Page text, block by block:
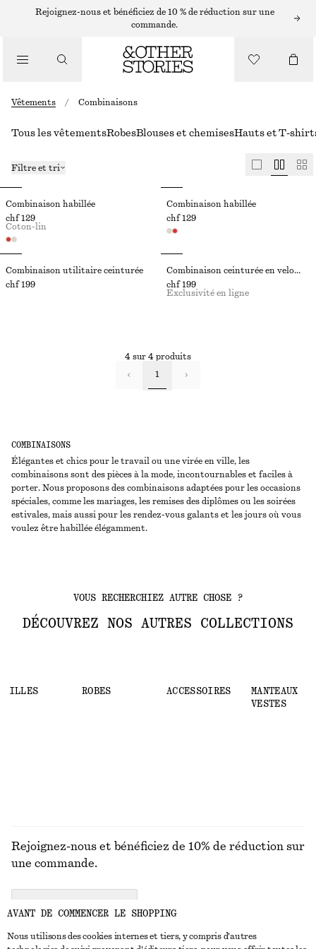
Rejoignez-nous et bénéficiez de 10 % de réduction sur une
commande.
Vêtements / Combinaisons
COMBINAISONS
Élégantes et chics pour le travail ou une virée en ville, les
combinaisons sont des pièces à la mode, incontournables et faciles à
porter. Nous proposons des combinaisons adaptées pour les occasions
spéciales, comme les mariages, les remises des diplômes ou les soirées
estivales, mais aussi pour les rendez-vous galants et les jours où vous
voulez être habillée élégamment.
Tous les vêtementsRobesBlouses et chemisesHauts et T-
Filtre et tri
Combinaison habillée
chf 129
Coton-lin
Combinaison habillée
chf 129
Combinaison utilitaire ceinturée
chf 199
Combinaison ceinturée en velours côtelé
chf 199
Exclusivité en ligne
4 sur 4 produits
1
VOUS RECHERCHIEZ AUTRE CHOSE ?
DÉCOUVREZ NOS AUTRES COLLECTIONS
ROBES ACCESSOIRES
MANTEAUX ET
VESTES
Rejoignez-nous et bénéficiez de 10% de réduction sur
une commande.
AVANT DE COMMENCER LE SHOPPING
Nous utilisons des cookies internes et tiers, y compris d'autres